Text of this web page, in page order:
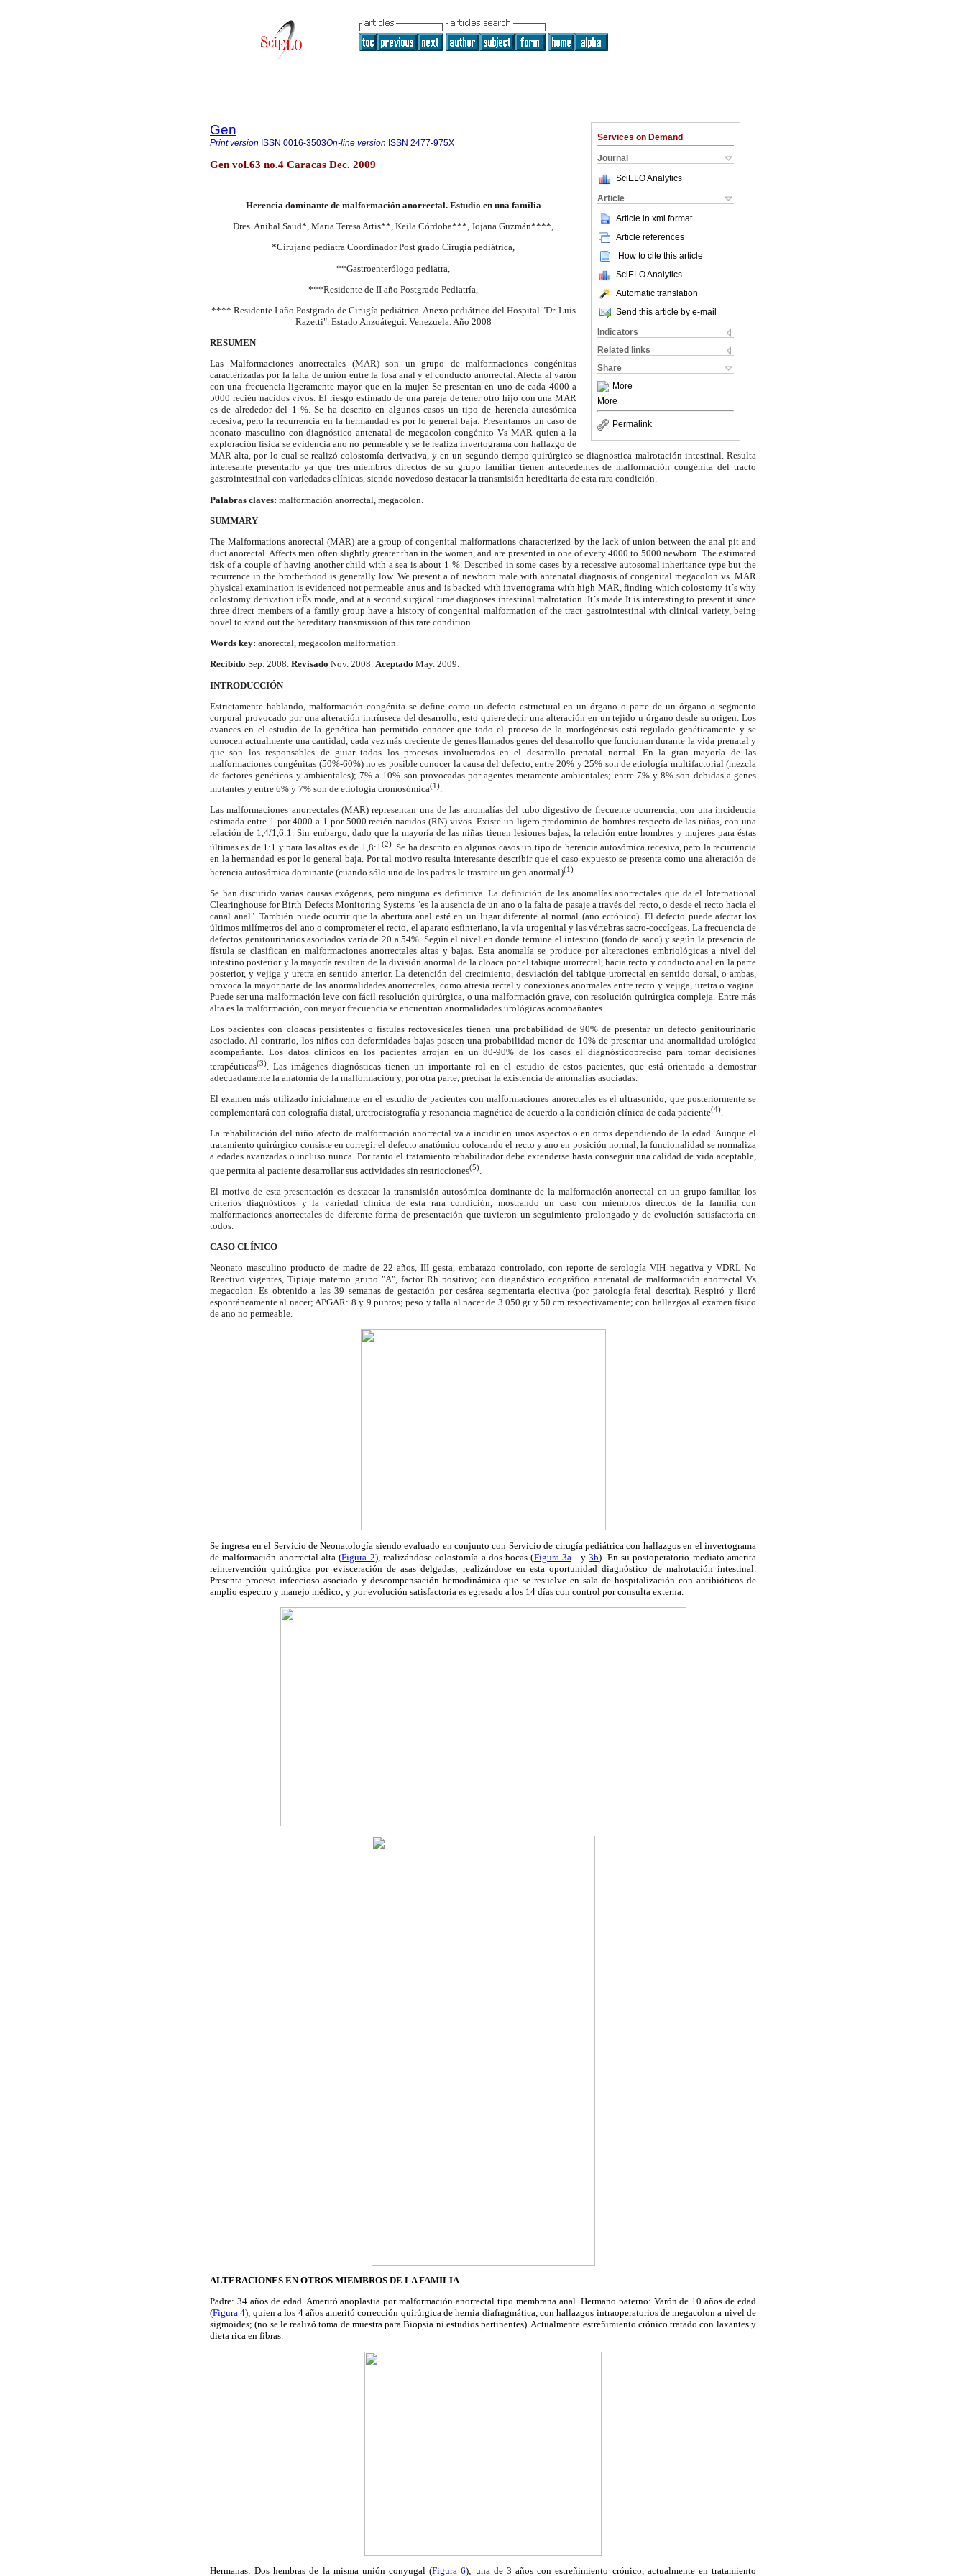
Services on Demand
Journal
SciELO Analytics
Article
Article in xml format
Article references
How to cite this article
SciELO Analytics
Automatic translation
Send this article by e-mail
Indicators
Related links
Share
More
More
Permalink
Gen
Print version ISSN 0016-3503On-line version ISSN 2477-975X
Gen vol.63 no.4 Caracas Dec. 2009
Herencia dominante de malformación anorrectal. Estudio en una familia
Dres. Anibal Saud*, Maria Teresa Artis**, Keila Córdoba***, Jojana Guzmán****,
*Cirujano pediatra Coordinador Post grado Cirugía pediátrica,
**Gastroenterólogo pediatra,
***Residente de II año Postgrado Pediatría,
**** Residente I año Postgrado de Cirugía pediátrica. Anexo pediátrico del Hospital "Dr. Luis
Razetti". Estado Anzoátegui. Venezuela. Año 2008
RESUMEN
Las Malformaciones anorrectales (MAR) son un grupo de malformaciones congénitas
caracterizadas por la falta de unión entre la fosa anal y el conducto anorrectal. Afecta al varón
con una frecuencia ligeramente mayor que en la mujer. Se presentan en uno de cada 4000 a
5000 recién nacidos vivos. El riesgo estimado de una pareja de tener otro hijo con una MAR
es de alrededor del 1 %. Se ha descrito en algunos casos un tipo de herencia autosómica
recesiva, pero la recurrencia en la hermandad es por lo general baja. Presentamos un caso de
neonato masculino con diagnóstico antenatal de megacolon congénito Vs MAR quien a la
exploración física se evidencia ano no permeable y se le realiza invertograma con hallazgo de
MAR alta, por lo cual se realizó colostomía derivativa, y en un segundo tiempo quirúrgico se diagnostica malrotación intestinal. Resulta
interesante presentarlo ya que tres miembros directos de su grupo familiar tienen antecedentes de malformación congénita del tracto
gastrointestinal con variedades clínicas, siendo novedoso destacar la transmisión hereditaria de esta rara condición.
Palabras claves: malformación anorrectal, megacolon.
SUMMARY
The Malformations anorectal (MAR) are a group of congenital malformations characterized by the lack of union between the anal pit and
duct anorectal. Affects men often slightly greater than in the women, and are presented in one of every 4000 to 5000 newborn. The estimated
risk of a couple of having another child with a sea is about 1 %. Described in some cases by a recessive autosomal inheritance type but the
recurrence in the brotherhood is generally low. We present a of newborn male with antenatal diagnosis of congenital megacolon vs. MAR
physical examination is evidenced not permeable anus and is backed with invertograma with high MAR, finding which colostomy it´s why
colostomy derivation itÊs mode, and at a second surgical time diagnoses intestinal malrotation. It´s made It is interesting to present it since
three direct members of a family group have a history of congenital malformation of the tract gastrointestinal with clinical variety, being
novel to stand out the hereditary transmission of this rare condition.
Words key: anorectal, megacolon malformation.
Recibido Sep. 2008. Revisado Nov. 2008. Aceptado May. 2009.
INTRODUCCIÓN
Estrictamente hablando, malformación congénita se define como un defecto estructural en un órgano o parte de un órgano o segmento
corporal provocado por una alteración intrínseca del desarrollo, esto quiere decir una alteración en un tejido u órgano desde su origen. Los
avances en el estudio de la genética han permitido conocer que todo el proceso de la morfogénesis está regulado genéticamente y se
conocen actualmente una cantidad, cada vez más creciente de genes llamados genes del desarrollo que funcionan durante la vida prenatal y
que son los responsables de guiar todos los procesos involucrados en el desarrollo prenatal normal. En la gran mayoría de las
malformaciones congénitas (50%-60%) no es posible conocer la causa del defecto, entre 20% y 25% son de etiología multifactorial (mezcla
de factores genéticos y ambientales); 7% a 10% son provocadas por agentes meramente ambientales; entre 7% y 8% son debidas a genes
mutantes y entre 6% y 7% son de etiología cromosómica(1).
Las malformaciones anorrectales (MAR) representan una de las anomalías del tubo digestivo de frecuente ocurrencia, con una incidencia
estimada entre 1 por 4000 a 1 por 5000 recién nacidos (RN) vivos. Existe un ligero predominio de hombres respecto de las niñas, con una
relación de 1,4/1,6:1. Sin embargo, dado que la mayoría de las niñas tienen lesiones bajas, la relación entre hombres y mujeres para éstas
últimas es de 1:1 y para las altas es de 1,8:1 (2). Se ha descrito en algunos casos un tipo de herencia autosómica recesiva, pero la recurrencia
en la hermandad es por lo general baja. Por tal motivo resulta interesante describir que el caso expuesto se presenta como una alteración de
herencia autosómica dominante (cuando sólo uno de los padres le trasmite un gen anormal)(1)
Se han discutido varias causas exógenas, pero ninguna es definitiva. La definición de las anomalías anorrectales que da el International
Clearinghouse for Birth Defects Monitoring Systems "es la ausencia de un ano o la falta de pasaje a través del recto, o desde el recto hacia el
canal anal". También puede ocurrir que la abertura anal esté en un lugar diferente al normal (ano ectópico). El defecto puede afectar los
últimos milímetros del ano o comprometer el recto, el aparato esfinteriano, la vía urogenital y las vértebras sacro-coccígeas. La frecuencia de
defectos genitourinarios asociados varía de 20 a 54%. Según el nivel en donde termine el intestino (fondo de saco) y según la presencia de
fístula se clasifican en malformaciones anorrectales altas y bajas. Esta anomalía se produce por alteraciones embriológicas a nivel del
intestino posterior y la mayoría resultan de la división anormal de la cloaca por el tabique urorrectal, hacia recto y conducto anal en la parte
posterior, y vejiga y uretra en sentido anterior. La detención del crecimiento, desviación del tabique urorrectal en sentido dorsal, o ambas,
provoca la mayor parte de las anormalidades anorrectales, como atresia rectal y conexiones anormales entre recto y vejiga, uretra o vagina.
Puede ser una malformación leve con fácil resolución quirúrgica, o una malformación grave, con resolución quirúrgica compleja. Entre más
alta es la malformación, con mayor frecuencia se encuentran anormalidades urológicas acompañantes.
Los pacientes con cloacas persistentes o fístulas rectovesicales tienen una probabilidad de 90% de presentar un defecto genitourinario
asociado. Al contrario, los niños con deformidades bajas poseen una probabilidad menor de 10% de presentar una anormalidad urológica
acompañante. Los datos clínicos en los pacientes arrojan en un 80-90% de los casos el diagnósticopreciso para tomar decisiones
terapéuticas(3)
. Las imágenes diagnósticas tienen un importante rol en el estudio de estos pacientes, que está orientado a demostrar
adecuadamente la anatomía de la malformación y, por otra parte, precisar la existencia de anomalías asociadas.
El examen más utilizado inicialmente en el estudio de pacientes con malformaciones anorectales es el ultrasonido, que posteriormente se
complementará con colografía distal, uretrocistografía y resonancia magnética de acuerdo a la condición clínica de cada paciente(4).
La rehabilitación del niño afecto de malformación anorrectal va a incidir en unos aspectos o en otros dependiendo de la edad. Aunque el
tratamiento quirúrgico consiste en corregir el defecto anatómico colocando el recto y ano en posición normal, la funcionalidad se normaliza
a edades avanzadas o incluso nunca. Por tanto el tratamiento rehabilitador debe extenderse hasta conseguir una calidad de vida aceptable,
que permita al paciente desarrollar sus actividades sin restricciones(5)
El motivo de esta presentación es destacar la transmisión autosómica dominante de la malformación anorrectal en un grupo familiar, los
criterios diagnósticos y la variedad clínica de esta rara condición, mostrando un caso con miembros directos de la familia con
malformaciones anorrectales de diferente forma de presentación que tuvieron un seguimiento prolongado y de evolución satisfactoria en
todos.
CASO CLÍNICO
Neonato masculino producto de madre de 22 años, III gesta, embarazo controlado, con reporte de serología VIH negativa y VDRL No
Reactivo vigentes, Tipiaje materno grupo "A", factor Rh positivo; con diagnóstico ecográfico antenatal de malformación anorrectal Vs
megacolon. Es obtenido a las 39 semanas de gestación por cesárea segmentaria electiva (por patología fetal descrita). Respiró y lloró
espontáneamente al nacer; APGAR: 8 y 9 puntos; peso y talla al nacer de 3.050 gr y 50 cm respectivamente; con hallazgos al examen físico
de ano no permeable.
Se ingresa en el Servicio de Neonatología siendo evaluado en conjunto con Servicio de cirugía pediátrica con hallazgos en el invertograma
de malformación anorrectal alta (Figura 2), realizándose colostomía a dos bocas (Figura 3a ... y3b). En su postoperatorio mediato amerita
reintervención quirúrgica por evisceración de asas delgadas; realizándose en esta oportunidad diagnóstico de malrotación intestinal.
Presenta proceso infeccioso asociado y descompensación hemodinámica que se resuelve en sala de hospitalización con antibióticos de
amplio espectro y manejo médico; y por evolución satisfactoria es egresado a los 14 días con control por consulta externa.
ALTERACIONES EN OTROS MIEMBROS DE LA FAMILIA
Padre: 34 años de edad. Ameritó anoplastia por malformación anorrectal tipo membrana anal. Hermano paterno: Varón de 10 años de edad
(Figura 4), quien a los 4 años ameritó corrección quirúrgica de hernia diafragmática, con hallazgos intraoperatorios de megacolon a nivel de
sigmoides; (no se le realizó toma de muestra para Biopsia ni estudios pertinentes). Actualmente estreñimiento crónico tratado con laxantes y
dieta rica en fibras.
Hermanas: Dos hembras de la misma unión conyugal (Figura 6); una de 3 años con estreñimiento crónico, actualmente en tratamiento